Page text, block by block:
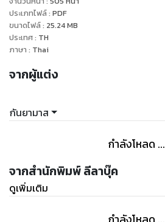
ประเภทไฟล์: PDF
ขนาดไฟล์: 25.24MB
ประเทศ: TH
ภาษา : Thai
จากผู้แต่ง
กันยามาส
กำลังโหลด ...
จากสำนักพิมพ์ ลีลาบุ๊ค
ดูเพิ่มเติม